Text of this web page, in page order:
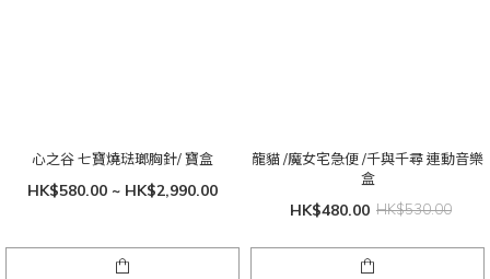
心之谷 七寶燒琺瑯胸針/ 寶盒
HK$580.00 ~ HK$2,990.00
龍貓 /魔女宅急便 /千與千尋 連動音樂
盒
HK$480.00 HK$530.00